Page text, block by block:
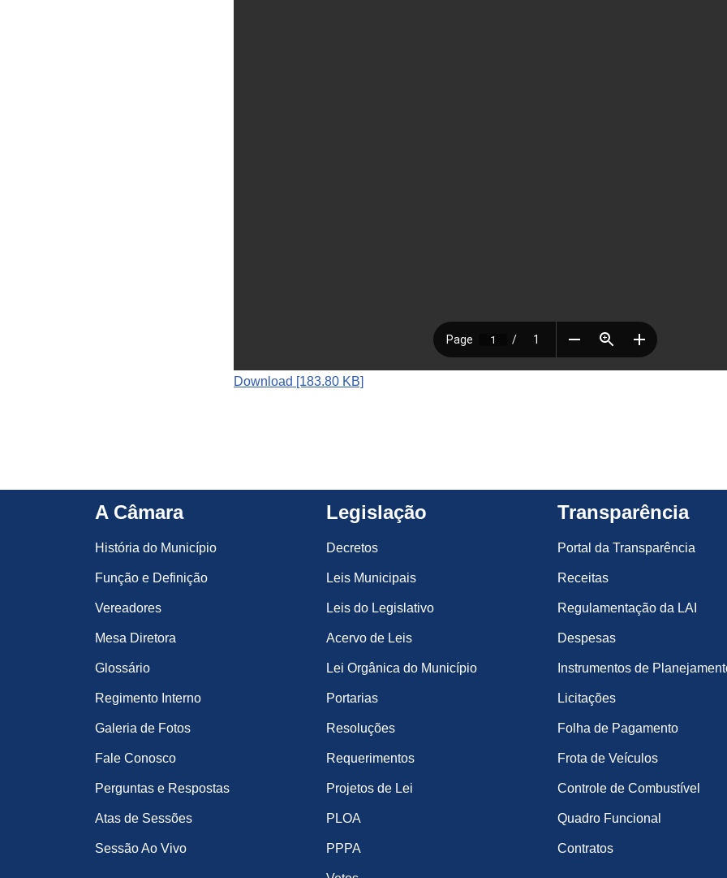
Download [183.80 KB]
A Câmara
História do Município
Função e Definição
Vereadores
Mesa Diretora
Glossário
Regimento Interno
Galeria de Fotos
Fale Conosco
Perguntas e Respostas
Atas de Sessões
Sessão Ao Vivo
Legislação
Decretos
Leis Municipais
Leis do Legislativo
Acervo de Leis
Lei Orgânica do Município
Portarias
Resoluções
Requerimentos
Projetos de Lei
PLOA
PPPA
Transparência
Portal da Transparência
Receitas
Regulamentação da LAI
Despesas
Instrumentos de
Licitações
Folha de Pagamento
Frota de Veículos
Controle de Combustível
Quadro Funcional
Contratos